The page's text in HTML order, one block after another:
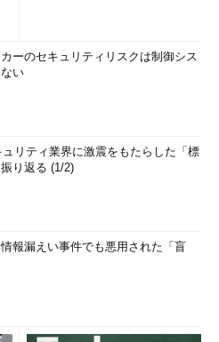
ーのセキュリティリスクは制御シス
い
リティ業界に激震をもたらした「標
り返る (1/2)
報漏えい事件でも悪用された「盲